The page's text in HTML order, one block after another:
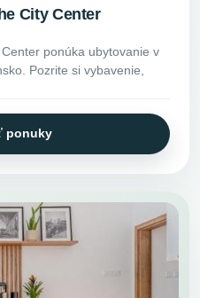
City Center
ponúka ubytovanie v
Pozrite si vybavenie,
ponuky